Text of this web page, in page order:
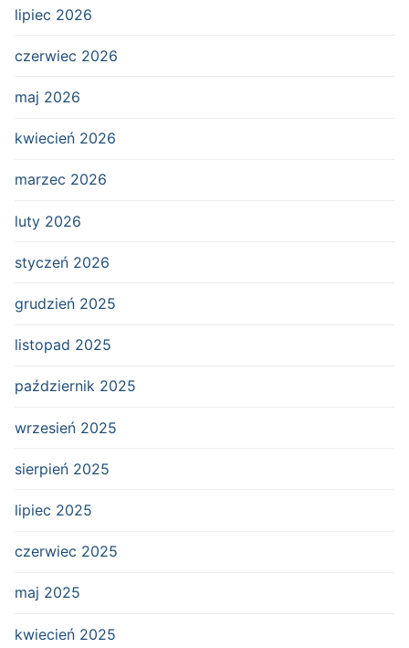
lipiec 2026
czerwiec 2026
maj 2026
kwiecień 2026
marzec 2026
luty 2026
styczeń 2026
grudzień 2025
listopad 2025
październik 2025
wrzesień 2025
sierpień 2025
lipiec 2025
czerwiec 2025
maj 2025
kwiecień 2025